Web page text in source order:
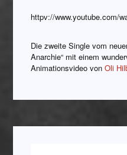
httpv://www.youtube.com/
Die zweite Single vom
Anarchie“ mit einem
Animationsvideo vonOli